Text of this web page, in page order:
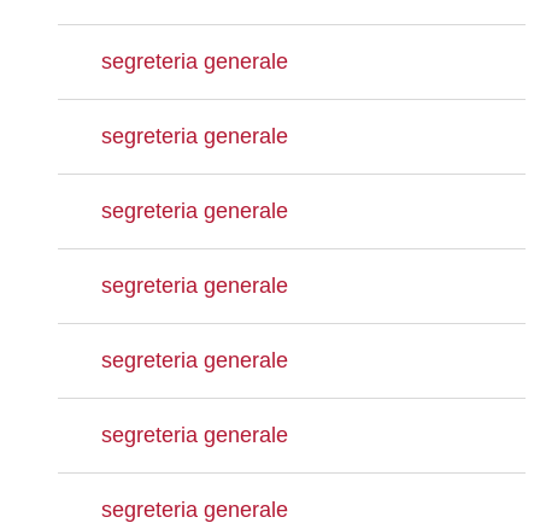
segreteria generale
segreteria generale
segreteria generale
segreteria generale
segreteria generale
segreteria generale
segreteria generale